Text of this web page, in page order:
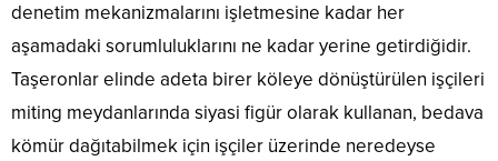
denetim mekanizmalarını işletmesine kadar her
aşamadaki sorumluluklarını ne kadar yerine getirdiğidir.
Taşeronlar elinde adeta birer köleye dönüştürülen işçileri
miting meydanlarında siyasi figür olarak kullanan, bedava
kömür dağıtabilmek için işçiler üzerinde neredeyse